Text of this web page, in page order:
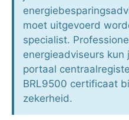
moet uitgevoerd
specialist.
energieadviseurs kun
portaal
BRL9500 certificaat
zekerheid.